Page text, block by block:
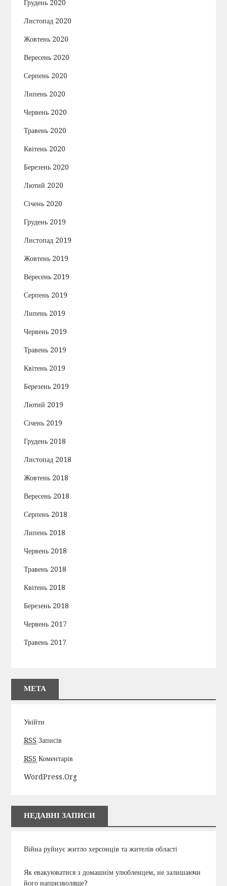
Грудень 2020
Листопад 2020
Жовтень 2020
Вересень 2020
Серпень 2020
Липень 2020
Червень 2020
Травень 2020
Квітень 2020
Березень 2020
Лютий 2020
Січень 2020
Грудень 2019
Листопад 2019
Жовтень 2019
Вересень 2019
Серпень 2019
Липень 2019
Червень 2019
Травень 2019
Квітень 2019
Березень 2019
Лютий 2019
Січень 2019
Грудень 2018
Листопад 2018
Жовтень 2018
Вересень 2018
Серпень 2018
Липень 2018
Червень 2018
Травень 2018
Квітень 2018
Березень 2018
Червень 2017
Травень 2017
МЕТА
Увійти
RSS Записів
RSS Коментарів
WordPress.org
НЕДАВНІ ЗАПИСИ
Війна руйнує житло херсонців та жителів області
Як евакуюватися з домашнім улюбленцем, не залишаючи
його напризволяще?